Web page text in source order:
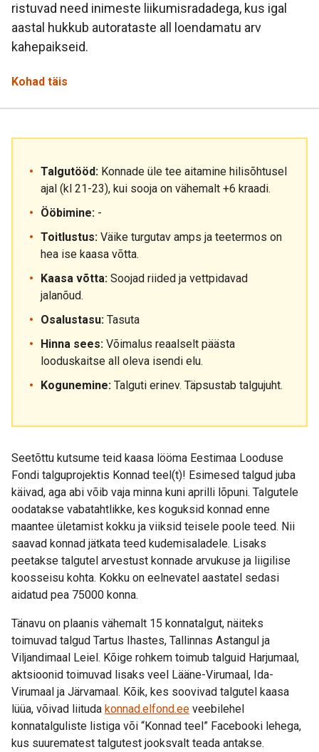
ristuvad need inimeste liikumisradadega, kus igal
aastal hukkub autorataste all loendamatu arv
kahepaikseid.
Kohad täis
Talgutööd: Konnade üle tee aitamine hilisõhtusel
ajal (kl 21-23), kui sooja on vähemalt +6 kraadi.
Ööbimine: -
Toitlustus: Väike turgutav amps ja teetermos on
hea ise kaasa võtta.
Kaasa võtta: Soojad riided ja vettpidavad
jalanõud.
Osalustasu: Tasuta
Hinna sees: Võimalus reaalselt päästa
looduskaitse all oleva isendi elu.
Kogunemine: Talguti erinev. Täpsustab talgujuht.
Seetõttu kutsume teid kaasa lööma Eestimaa Looduse
Fondi talguprojektis Konnad teel(t)! Esimesed talgud juba
käivad, aga abi võib vaja minna kuni aprilli lõpuni. Talgutele
oodatakse vabatahtlikke, kes koguksid konnad enne
maantee ületamist kokku ja viiksid teisele poole teed. Nii
saavad konnad jätkata teed kudemisaladele. Lisaks
peetakse talgutel arvestust konnade arvukuse ja liigilise
koosseisu kohta. Kokku on eelnevatel aastatel sedasi
aidatud pea 75000 konna.
Tänavu on plaanis vähemalt 15 konnatalgut, näiteks
toimuvad talgud Tartus Ihastes, Tallinnas Astangul ja
Viljandimaal Leiel. Kõige rohkem toimub talguid Harjumaal,
aktsioonid toimuvad lisaks veel Lääne-Virumaal, Ida-
Virumaal ja Järvamaal. Kõik, kes soovivad talgutel kaasa
lüüa, võivad liituda konnad.elfond.ee veebilehel
konnatalguliste listiga või “Konnad teel” Facebooki lehega,
kus suurematest talgutest jooksvalt teada antakse.